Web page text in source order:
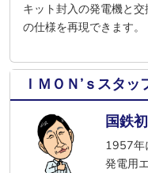
キット封入の発電機と
の仕様を再現できます。
ＩＭＯＮ’ｓスタ
国鉄
1957年
発電用